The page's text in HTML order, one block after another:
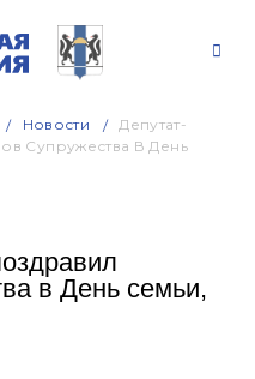
Новости
Депутат-
Супружества В День
в День семьи,